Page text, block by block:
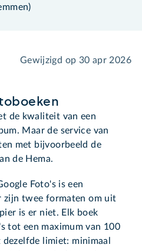
)
Gewijzigd op 30 apr 2026
de kwaliteit van een
Maar de service van
met bijvoorbeeld de
de Hema.
Foto's is een
zijn twee formaten om uit
is er niet. Elk boek
tot een maximum van 100
limiet: minimaal